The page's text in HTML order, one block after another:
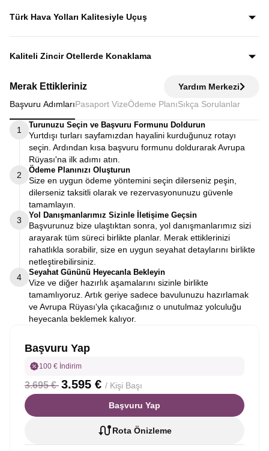
Ekstra tur ücreti alınmaz; programda yer alan tüm geziler
Türk Hava Yolları Kalitesiyle Uçuş
Dünyanın en iyi havayollarından biri olan Türk Hava
Yolları’nın konforu ve hizmet kalitesiyle seyahat edersiniz.
Kaliteli Zincir Otellerde Konaklama
kalınırken, Avrupa Rüyası’nda merkeze yakın kaliteli zincir
otellerde konaklayarak zamanınızı verimli kullanırsınız.
Merak Ettikleriniz
Yardım Merkezi
Başvuru AdımlarıPasaport VizeÖdeme Planı Sıkça Sorulanlar
1
Turunuzu Seçin ve Başvuru Formunu Doldurun
Yurtdışı turları sayfamızdan hayalini kurduğunuz rotayı
seçin. Ardından kısa başvuru formunu doldurarak Avrupa
Rüyası'na ilk adımı atın.
2
Ödeme Planınızı Oluşturun
Size en uygun ödeme yöntemini seçin dilerseniz peşin,
dilerseniz taksitli olarak ve rezervasyonunuzu güvenle
tamamlayın.
3
Yol Danışmanlarımız Sizinle İletişime Geçsin
Başvurunuz bize ulaştıktan sonra, yol danışmanlarımız sizi
arayarak tüm süreci birlikte planlar. Merak ettiklerinizi
rahatlıkla sorabilir, size en uygun seyahat detaylarını birlikte
netleştirebilirsiniz.
4
Seyahat Gününü Heyecanla Bekleyin
Vize ve diğer hazırlık aşamalarını sizinle birlikte
tamamlıyoruz. Artık geriye sadece bavulunuzu hazırlamak
ve Avrupa Rüyası'yla çıkacağınız o unutulmaz yolculuğu
heyecanla beklemek kalıyor.
Başvuru Yap
100 € İndirim
3.695 € 3.595 € / Kişi Başı
Başvuru Yap
Rota Önizleme